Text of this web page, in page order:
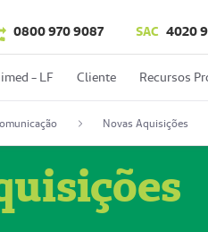
0800 970 9087 SAC 4020
- LF Cliente Recursos
Novas Aquisições